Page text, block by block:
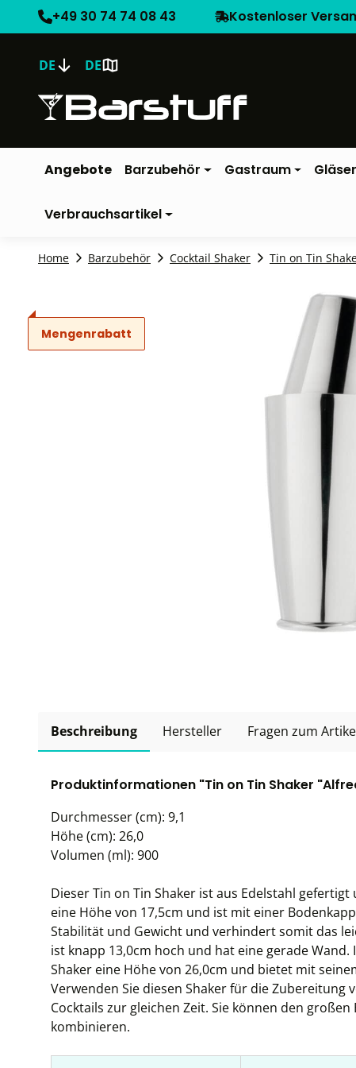
+49 30 74 74 08 43 Kostenloser
DE DE
Angebote Barzubehör Gastraum Gläser
Verbrauchsartikel
Home Barzubehör Cocktail Shaker Tin on Tin
Mengenrabatt
Beschreibung Hersteller Fragen zum
Produktinformationen "Tin on Tin Shaker
Durchmesser (cm): 9,1
Höhe (cm): 26,0
Volumen (ml): 900
Dieser Tin on Tin Shaker ist aus Edelstahl
eine Höhe von 17,5cm und ist mit einer
Stabilität und Gewicht und verhindert somit das
ist knapp 13,0cm hoch und hat eine gerade
Shaker eine Höhe von 26,0cm und bietet mit
Verwenden Sie diesen Shaker für die Zubereitung
Cocktails zur gleichen Zeit. Sie können den
kombinieren.